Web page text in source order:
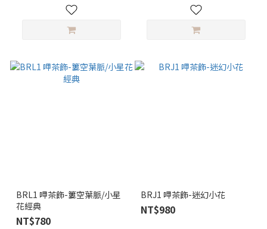
BRL1 呷茶飾-簍空葉脈/小星
花經典
NT$780
BRJ1 呷茶飾-迷幻小花
NT$980